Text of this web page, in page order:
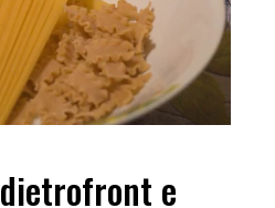
e